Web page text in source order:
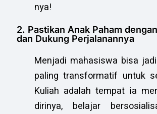
nya!
2. Pastikan Anak Paham
dan Dukung Perjalanannya
Menjadi mahasiswa bisa
paling transformatif untuk
Kuliah adalah tempat ia
dirinya, belajar